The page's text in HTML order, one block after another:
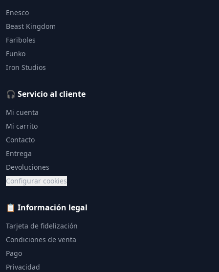
Enesco
Beast Kingdom
Fariboles
Funko
Iron Studios
🎧 Servicio al cliente
Mi cuenta
Mi carrito
Contacto
Entrega
Devoluciones
Configurar cookies
📋 Información legal
Tarjeta de fidelización
Condiciones de venta
Pago
Privacidad